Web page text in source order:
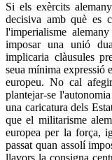
Si els exèrcits
decisiva amb què es
l'imperialisme
imposar una unió
implicaria clàusules
seua mínima expressió
europeu. No cal
plantejar-se
una caricatura dels
que el militarisme
europea per la força,
passat quan assolí